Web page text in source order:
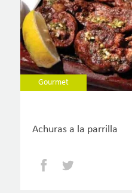
Gourmet
Achuras a la parrilla
Facebook